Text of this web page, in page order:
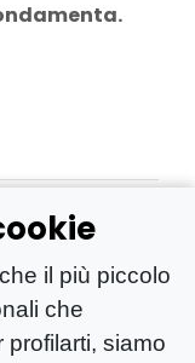
il più piccolo
che
siamo